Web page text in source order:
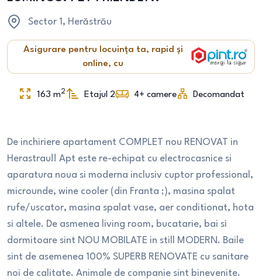
Sector 1 , Herăstrău
Asigurare pentru locuința ta, rapid și
online, cu
163 m2 Etajul 2 4+ camere Decomandat
De inchiriere apartament COMPLET nou RENOVAT in
Herastrau!! Apt este re-echipat cu electrocasnice si
aparatura noua si moderna inclusiv cuptor professional,
microunde, wine cooler (din Franta ;), masina spalat
rufe/uscator, masina spalat vase, aer conditionat, hota
si altele. De asmenea living room, bucatarie, bai si
dormitoare sint NOU MOBILATE in still MODERN. Baile
sint de asemenea 100% SUPERB RENOVATE cu sanitare
noi de calitate. Animale de companie sint binevenite.